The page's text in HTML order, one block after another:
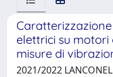
elettrici su
misure di
2021/2022